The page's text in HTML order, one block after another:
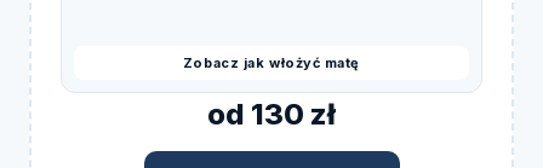
Zobacz jak włożyć matę
od 130 zł